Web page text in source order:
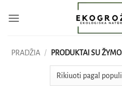
PRADŽIA / PRODUKTAI SU